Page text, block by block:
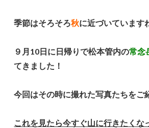
季節はそろそろ秋に近づいています
９月10日に日帰りで松本管内の常念
てきました！
今回はその時に撮れた写真たちをご
これを見たら今すぐ山に行きたくな